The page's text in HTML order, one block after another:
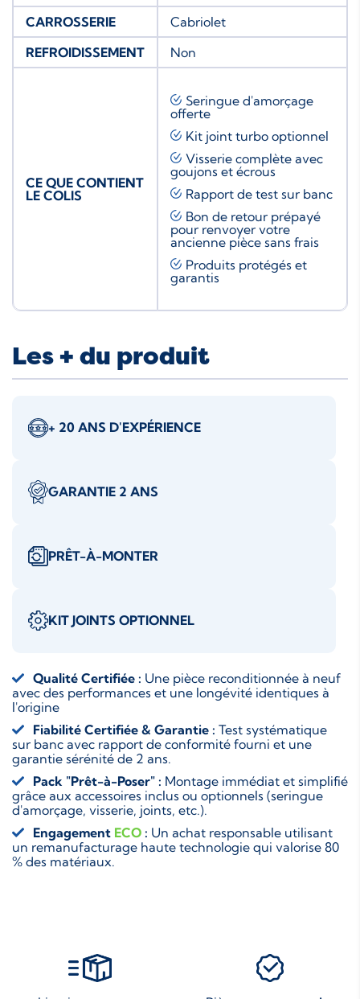
CARROSSERIE
Cabriolet
REFROIDISSEMENT
Non
CE QUE CONTIENT
LE COLIS
Seringue d'amorçage
offerte
Kit joint turbo optionnel
Visserie complète avec
goujons et écrous
Rapport de test sur banc
Bon de retour prépayé
pour renvoyer votre
ancienne pièce sans frais
Produits protégés et
garantis
Les + du produit
+ 20 ANS D'EXPÉRIENCE
GARANTIE 2 ANS
PRÊT-À-MONTER
KIT JOINTS OPTIONNEL
Qualité Certifiée : Une pièce reconditionnée à neuf
avec des performances et une longévité identiques à
l'origine
Fiabilité Certifiée & Garantie : Test systématique
sur banc avec rapport de conformité fourni et une
garantie sérénité de 2 ans.
Pack "Prêt-à-Poser" : Montage immédiat et simplifié
grâce aux accessoires inclus ou optionnels (seringue
d'amorçage, visserie, joints, etc.).
Engagement ECO : Un achat responsable utilisant
un remanufacturage haute technologie qui valorise 80
% des matériaux.